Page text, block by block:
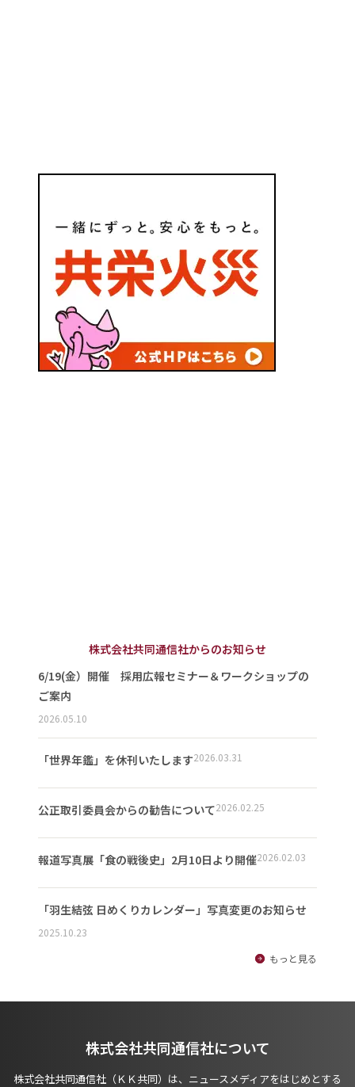
株式会社共同通信社からのお知らせ
6/19(金）開催 採用広報セミナー＆ワークショップの
ご案内
2026.05.10
「世界年鑑」を休刊いたします2026.03.31
公正取引委員会からの勧告について2026.02.25
報道写真展「食の戦後史」2月10日より開催2026.02.03
「羽生結弦 日めくりカレンダー」写真変更のお知らせ
2025.10.23
もっと見る
株式会社共同通信社について
株式会社共同通信社（ＫＫ共同）は、ニュースメディアをはじめとする